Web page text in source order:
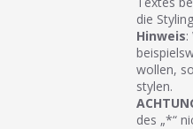
die
Hinweis:
wollen,
stylen.
des „*“